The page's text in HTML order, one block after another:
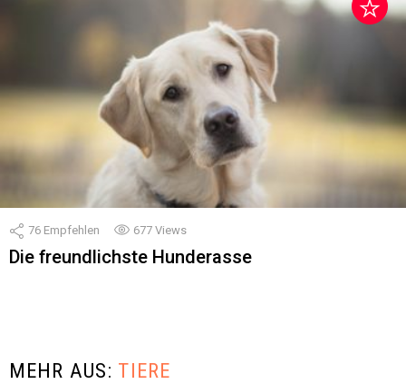
76 Empfehlen 677 Views
Die freundlichste Hunderasse
MEHR AUS: TIERE